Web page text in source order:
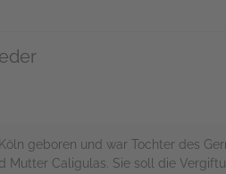
geboren und war Tochter des
Mutter Caligulas. Sie soll die